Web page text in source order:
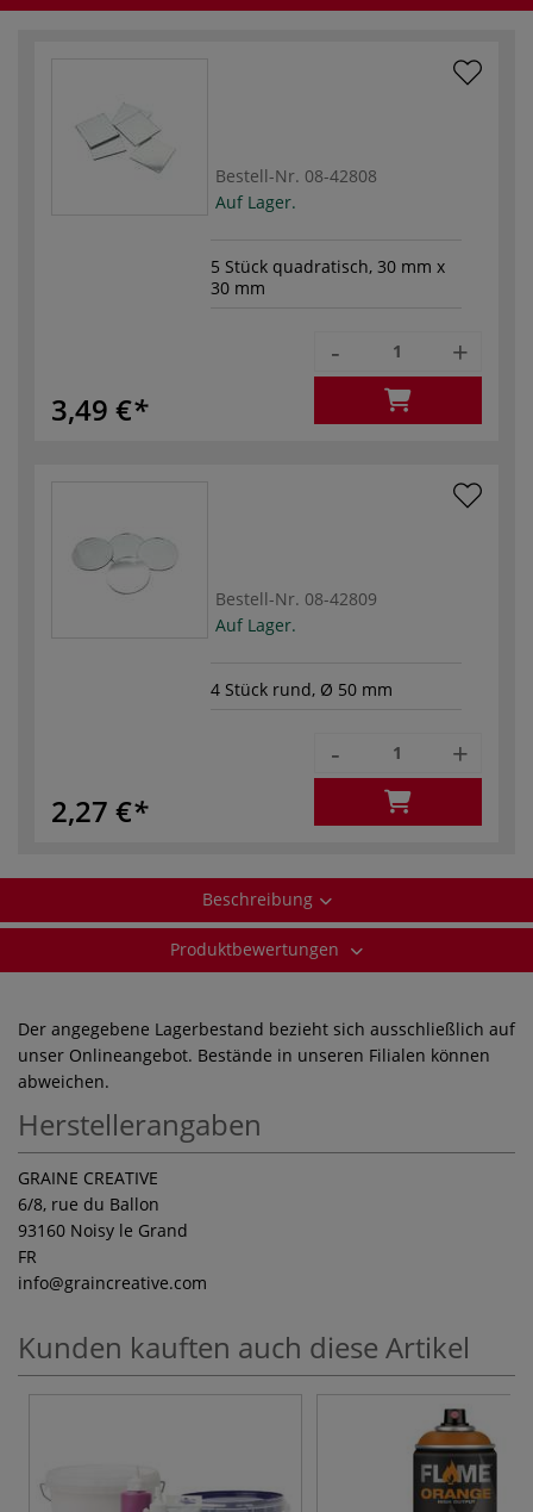
Bestell-Nr. 08-42808
Auf Lager.
5 Stück quadratisch, 30 mm x
30 mm
3,49 €
- +
Bestell-Nr. 08-42809
Auf Lager.
4 Stück rund, Ø 50 mm
2,27 €
- +
Beschreibung
Produktbewertungen
Der angegebene Lagerbestand bezieht sich ausschließlich auf
unser Onlineangebot. Bestände in unseren Filialen können
abweichen.
Herstellerangaben
GRAINE CREATIVE
6/8, rue du Ballon
93160 Noisy le Grand
FR
info@graincreative.com
Kunden kauften auch diese Artikel